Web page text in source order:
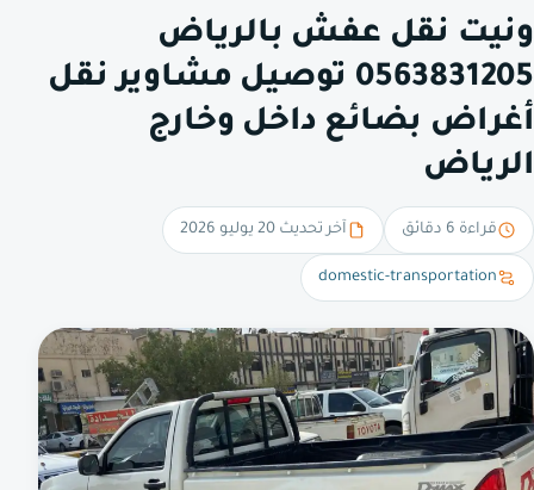
ونيت نقل عفش بالرياض
0563831205 توصيل مشاوير نقل
أغراض بضائع داخل وخارج
الرياض
قراءة 6 دقائق آخر تحديث 20 يوليو 2026
domestic-transportation